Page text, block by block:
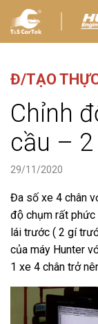
Đ/TẠO
Chỉnh
cầu –
29/11/2020
Đa số xe 4 chân
độ chụm rất
lái trước ( 2 gí
của máy Hunter
1 xe 4 chân trở